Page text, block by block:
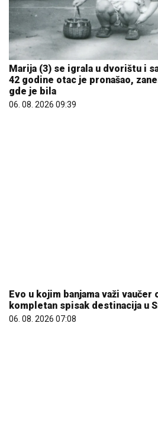
Marija (3) se igrala u dvorištu i
42 godine otac je pronašao,
gde je bila
06. 08. 2026 09:39
06. 08. 2026 07:08